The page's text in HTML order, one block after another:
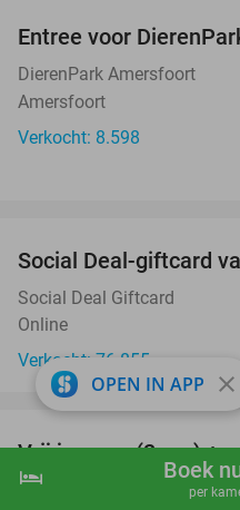
shopping_cart
hotel Boek
per
Entree voor
DierenPark Amersfoort
Amersfoort
Verkocht: 8.598
Social Deal-giftcard
Social Deal Giftcard
Online
Verkocht: 76.855
Vrij jumpen (2 uur) +
2 muntjes
OPEN IN APP close